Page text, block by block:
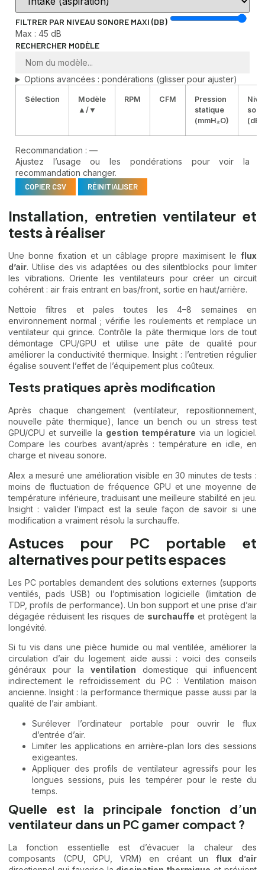
FILTRER PAR NIVEAU SONORE MAXI (DB)
Max : 45 dB
RECHERCHER MODÈLE
Options avancées : pondérations (glisser pour ajuster)
Sélection
Modèle
▲/▼
RPM CFM
Pression
statique
(mmH₂O)
(dB)
Recommandation : —
Ajustez l’usage ou les pondérations pour voir la
recommandation changer.
COPIER CSV RÉINITIALISER
Installation, entretien ventilateur et
tests à réaliser
Une bonne fixation et un câblage propre maximisent le flux
d’air. Utilise des vis adaptées ou des silentblocks pour limiter
les vibrations. Oriente les ventilateurs pour créer un circuit
cohérent : air frais entrant en bas/front, sortie en haut/arrière.
Nettoie filtres et pales toutes les 4–8 semaines en
environnement normal ; vérifie les roulements et remplace un
ventilateur qui grince. Contrôle la pâte thermique lors de tout
démontage CPU/GPU et utilise une pâte de qualité pour
améliorer la conductivité thermique. Insight : l’entretien régulier
égalise souvent l’effet de l’équipement plus coûteux.
Tests pratiques après modification
Après chaque changement (ventilateur, repositionnement,
nouvelle pâte thermique), lance un bench ou un stress test
GPU/CPU et surveille la gestion température via un logiciel.
Compare les courbes avant/après : température en idle, en
charge et niveau sonore.
Alex a mesuré une amélioration visible en 30 minutes de tests :
moins de fluctuation de fréquence GPU et une moyenne de
température inférieure, traduisant une meilleure stabilité en jeu.
Insight : valider l’impact est la seule façon de savoir si une
modification a vraiment résolu la surchauffe.
Astuces pour PC portable et
alternatives pour petits espaces
Les PC portables demandent des solutions externes (supports
ventilés, pads USB) ou l’optimisation logicielle (limitation de
TDP, profils de performance). Un bon support et une prise d’air
dégagée réduisent les risques de surchauffe et protègent la
longévité.
Si tu vis dans une pièce humide ou mal ventilée, améliorer la
circulation d’air du logement aide aussi : voici des conseils
généraux pour la ventilation domestique qui influencent
indirectement le refroidissement du PC :Ventilation maison
ancienne. Insight : la performance thermique passe aussi par la
qualité de l’air ambiant.
Surélever l’ordinateur portable pour ouvrir le flux
d’entrée d’air.
Limiter les applications en arrière-plan lors des sessions
exigeantes.
Appliquer des profils de ventilateur agressifs pour les
longues sessions, puis les tempérer pour le reste du
temps.
Quelle est la principale fonction d’un
ventilateur dans un PC gamer compact ?
La fonction essentielle est d’évacuer la chaleur des
composants (CPU, GPU, VRM) en créant un flux d’air